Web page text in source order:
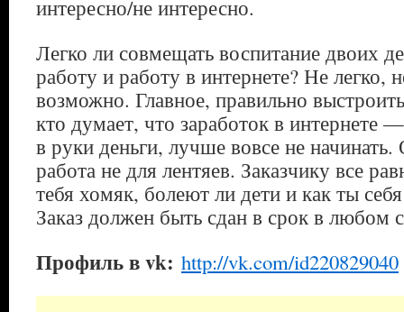
интересно/не интересно.
Легко ли совмещать воспитание двоих
работу и работу в интернете? Не легко,
возможно. Главное, правильно
кто думает, что заработок в интернете
в руки деньги, лучше вовсе не
работа не для лентяев. Заказчику все
тебя хомяк, болеют ли дети и как ты
Заказ должен быть сдан в срок в любом
Профиль в vk: http://vk.com/id220829040